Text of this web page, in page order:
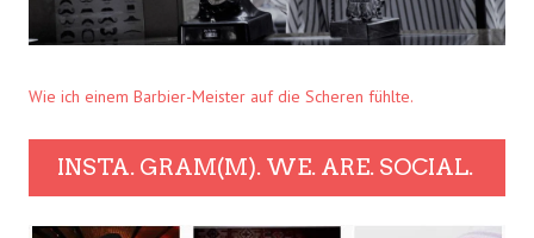
Wie ich einem Barbier-Meister auf die Scheren fühlte.
INSTA. GRAM(M). WE. ARE. SOCIAL.